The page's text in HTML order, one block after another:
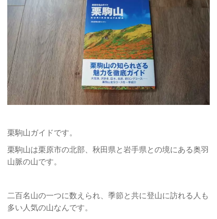
栗駒山ガイドです。
栗駒山は栗原市の北部、秋田県と岩手県との境にある奥羽
山脈の山です。
二百名山の一つに数えられ、季節と共に登山に訪れる人も
多い人気の山なんです。